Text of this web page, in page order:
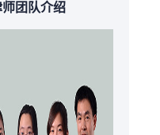
团队介绍